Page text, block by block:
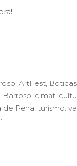
, ArtFest, Boticas
Barroso, cimat,
de Pena, turismo,